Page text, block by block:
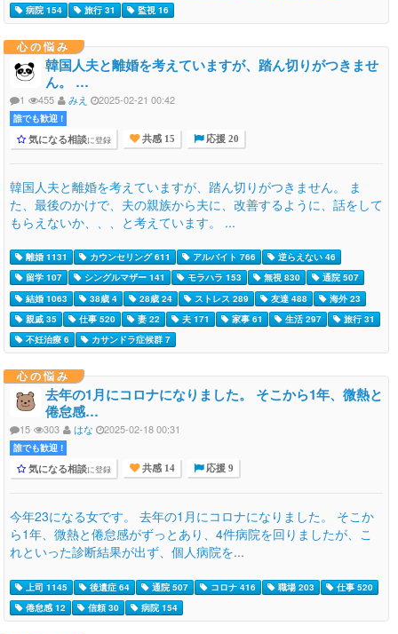
病院 154
旅行 31 監視 16
心の悩み
韓国人夫と離婚を考えていますが、踏ん切りがつきませ
ん。 …
1 455 みえ 2025-02-21 00:42
誰でも歓迎 !
気になる相談に登録 共感 15 応援 20
韓国人夫と離婚を考えていますが、踏ん切りがつきません。 ま
た、最後のかけで、夫の親族から夫に、改善するように、話をして
もらえないか、、、と考えています。 ...
離婚 1131 カウンセリング 611 アルバイト 766
逆らえない 46
留学 107
シングルマザー 141 モラハラ 153 無視 830
通院 507
結婚 1063
38歳 4 28歳 24 ストレス 289 友達 488
海外 23
親戚 35
仕事 520 妻 22 夫 171 家事 61 生活 297
旅行 31
不妊治療 6
カサンドラ症候群 7
心の悩み
去年の1月にコロナになりました。 そこから1年、微熱と
倦怠感…
15 303 はな 2025-02-18 00:31
誰でも歓迎 !
気になる相談に登録 共感 14 応援 9
今年23になる女です。 去年の1月にコロナになりました。 そこか
ら1年、微熱と倦怠感がずっとあり、4件病院を回りましたが、こ
れといった診断結果が出ず、個人病院を...
上司 1145 後遺症 64 通院 507 コロナ 416 職場 203
仕事 520
倦怠感 12
信頼 30 病院 154